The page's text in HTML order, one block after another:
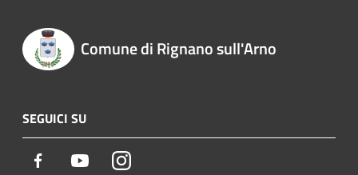
Comune di Rignano sull'Arno
SEGUICI SU
Facebook YoutubeInstagram